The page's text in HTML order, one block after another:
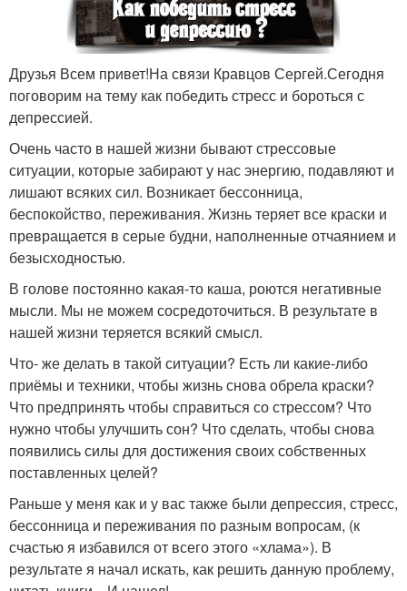
Друзья Всем привет!На связи Кравцов Сергей.Сегодня
поговорим на тему как победить стресс и бороться с
депрессией.
Очень часто в нашей жизни бывают стрессовые
ситуации, которые забирают у нас энергию, подавляют и
лишают всяких сил. Возникает бессонница,
беспокойство, переживания. Жизнь теряет все краски и
превращается в серые будни, наполненные отчаянием и
безысходностью.
В голове постоянно какая-то каша, роются негативные
мысли. Мы не можем сосредоточиться. В результате в
нашей жизни теряется всякий смысл.
Что- же делать в такой ситуации? Есть ли какие-либо
приёмы и техники, чтобы жизнь снова обрела краски?
Что предпринять чтобы справиться со стрессом? Что
нужно чтобы улучшить сон? Что сделать, чтобы снова
появились силы для достижения своих собственных
поставленных целей?
Раньше у меня как и у вас также были депрессия, стресс,
бессонница и переживания по разным вопросам, (к
счастью я избавился от всего этого «хлама»). В
результате я начал искать, как решить данную проблему,